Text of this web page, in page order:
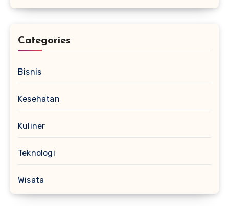
Categories
Bisnis
Kesehatan
Kuliner
Teknologi
Wisata